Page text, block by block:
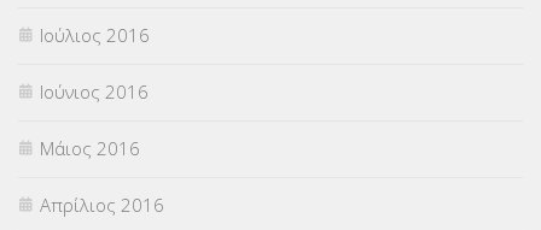
Ιούλιος 2016
Ιούνιος 2016
Μάιος 2016
Απρίλιος 2016